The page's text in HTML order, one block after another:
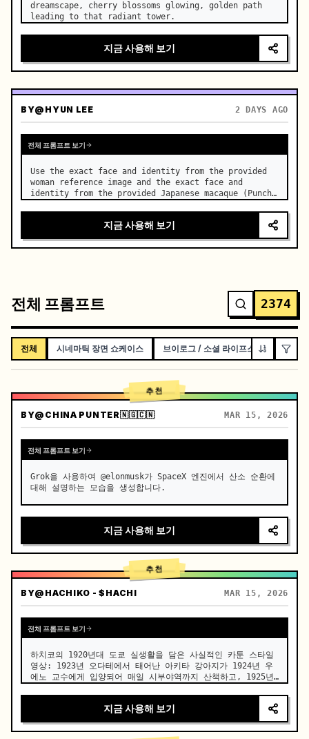
dreamscape, cherry blossoms glowing, golden path
leading to that radiant tower.
지금 사용해 보기
BY@HYUN LEE 2 DAYS AGO
전체 프롬프트 보기
Use the exact face and identity from the provided
woman reference image and the exact face and
identity from the provided Japanese macaque (Punch)
지금 사용해 보기
전체 프롬프트 2374
전체 시네마틱 장면 쇼케이스 브이로그 / 소셜 라이프스타일
추천
BY@CHINA PUNTER🇳🇬🇨🇳 MAR 15, 2026
전체 프롬프트 보기
Grok을 사용하여 @elonmusk가 SpaceX 엔진에서 산소 순환에
대해 설명하는 모습을 생성합니다.
지금 사용해 보기
추천
BY@HACHIKO - $HACHI MAR 15, 2026
전체 프롬프트 보기
하치코의 1920년대 도쿄 실생활을 담은 사실적인 카툰 스타일
영상: 1923년 오다테에서 태어난 아키타 강아지가 1924년 우
에노 교수에게 입양되어 매일 시부야역까지 산책하고, 1925년
세상을 떠날 때까지 거의 10년 동안 인파와 계절 속에서 매일
충실하게 기다린 실제 이야기.
지금 사용해 보기